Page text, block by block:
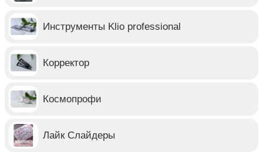
Инструменты Klio professional
Корректор
Космопрофи
Лайк Слайдеры